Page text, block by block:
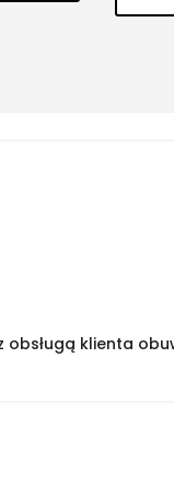
klienta